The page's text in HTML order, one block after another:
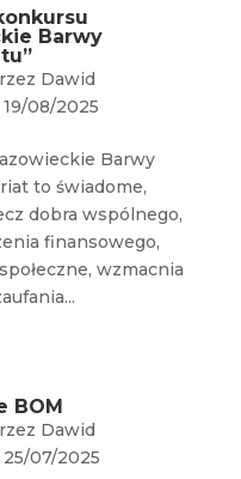
Barwy
Dawid
19/08/2025
Barwy
to świadome,
dobra wspólnego,
finansowego,
wzmacnia
BOM
Dawid
25/07/2025